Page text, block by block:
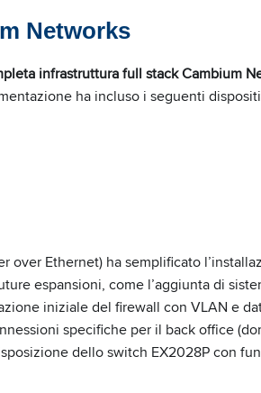
Networks
infrastruttura full stack Cambium
ha incluso i seguenti
over Ethernet) ha semplificato
espansioni, come l’aggiunta di
iniziale del firewall con VLAN e
specifiche per il back office
dello switch EX2028P con